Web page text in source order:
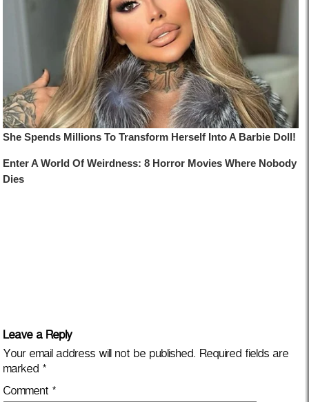
Leave a Reply
Your email address will not be published. Required fields are
marked *
Comment *